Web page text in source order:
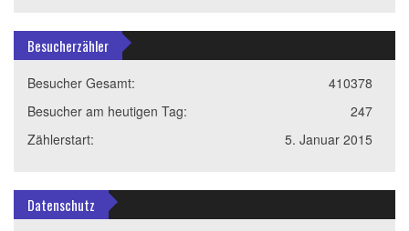
Besucherzähler
410378
Besucher Gesamt:
247
Besucher am heutigen Tag:
5. Januar 2015
Zählerstart:
Datenschutz